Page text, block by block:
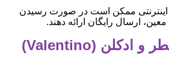
ممکن است در صورت رسیدن
ارسال رایگان ارائه دهند.
اجزای اصلی عطر و ادکلن (Valentino)